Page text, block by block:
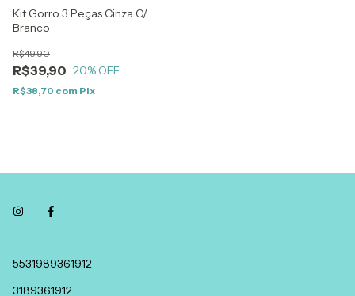
Kit Gorro 3 Peças Cinza C/
Branco
R$39,90
R$49,90
20% OFF
R$38,70 com Pix
5531989361912
3189361912